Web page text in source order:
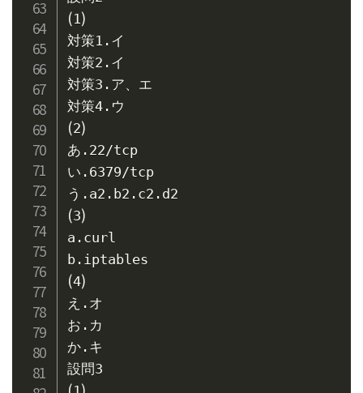
(1)
対策1.イ
対策2.イ
対策3.ア、エ
(2)
あ.22/tcp
い.6379/tcp
(3)
a.curl
(4)
え.オ
お.カ
か.キ